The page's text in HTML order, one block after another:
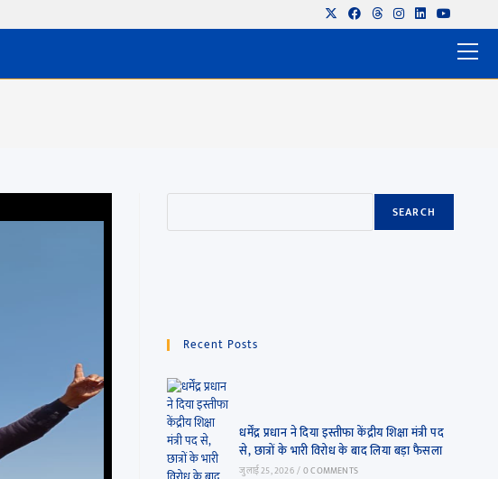
SEARCH
Recent Posts
धर्मेंद्र प्रधान ने दिया इस्तीफा केंद्रीय शिक्षा मंत्री पद
से, छात्रों के भारी विरोध के बाद लिया बड़ा फैसला
जुलाई 25, 2026 /0 COMMENTS